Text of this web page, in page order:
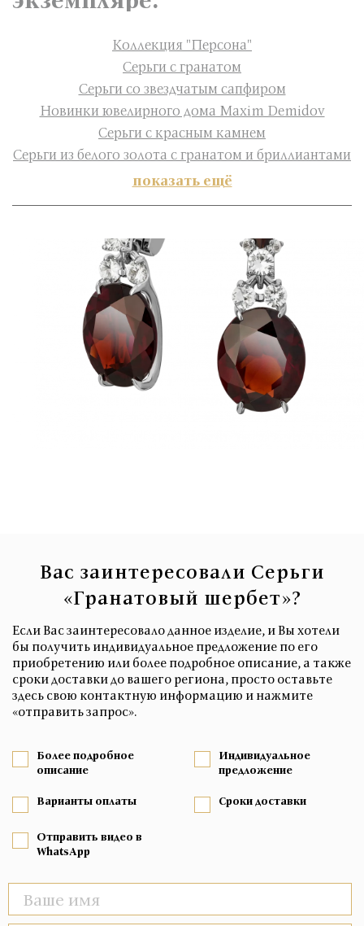
Коллекция "Персона"
Серьги с гранатом
Серьги со звездчатым сапфиром
Новинки ювелирного дома Maxim Demidov
Серьги с красным камнем
Серьги из белого золота с гранатом и бриллиантами
показать ещё
Вас заинтересовали Серьги
«Гранатовый шербет»?
Если Вас заинтересовало данное изделие, и Вы хотели
бы получить индивидуальное предложение по его
приобретению или более подробное описание, а также
сроки доставки до вашего региона, просто оставьте
здесь свою контактную информацию и нажмите
«отправить запрос».
Более подробное
описание
Индивидуальное
предложение
Варианты оплаты Сроки доставки
Отправить видео в
WhatsApp